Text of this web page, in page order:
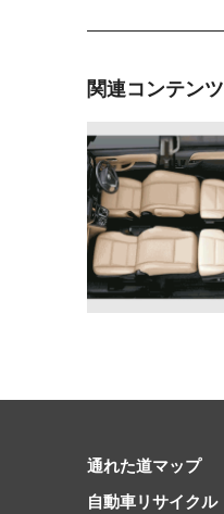
関連コンテンツ
通れた道マップ
自動車リサイクル